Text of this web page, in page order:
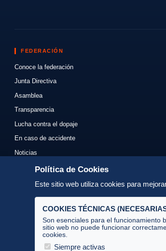
FEDERACIÓN
Conoce la federación
Junta Directiva
Asamblea
Transparencia
Lucha contra el dopaje
En caso de accidente
Noticias
Eventos
Enlaces
Contacto
Av. José Atarés 101, semisótano. 50018 Zaragoza
976 516 083 ·federacion@triatlonaragon.org
Política de Cookies
Este sitio web utiliza cookies para
COOKIES TÉCNICAS
Son esenciales para el funcionamiento
sitio web no puede funcionar
cookies.
Siempre activas